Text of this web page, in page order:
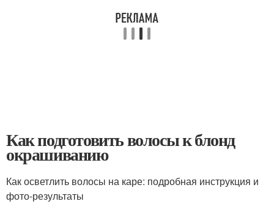
Как подготовить волосы к блонд
окрашиванию
Как осветлить волосы на каре: подробная инструкция и
фото-результаты